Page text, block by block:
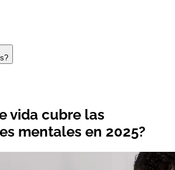
vida cubre las
mentales en 2025?